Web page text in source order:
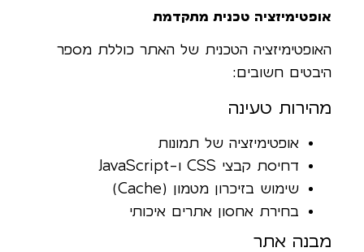
אופטימיזציה טכנית מתקדמת
האופטימיזציה הטכנית של האתר כוללת מספר
היבטים חשובים:
מהירות טעינה
אופטימיזציה של תמונות
דחיסת קבצי CSS ו-JavaScript
שימוש בזיכרון מטמון (Cache)
בחירת אחסון אתרים איכותי
מבנה אתר